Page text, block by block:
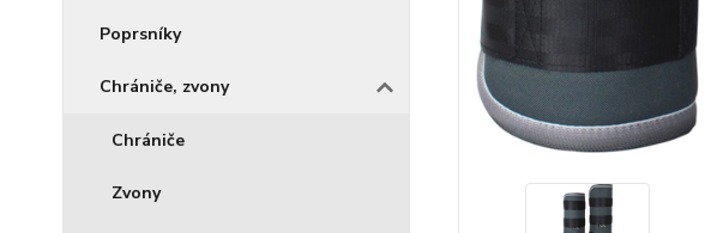
Poprsníky
Chrániče, zvony
Chrániče
Zvony